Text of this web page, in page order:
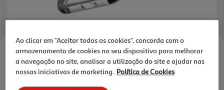
Faça a sua avaliação
8018080482465
Ao clicar em "Aceitar todos os cookies", concorda com o
armazenamento de cookies no seu dispositivo para melhorar
a navegação no site, analisar a utilização do site e ajudar nas
nossas iniciativas de marketing. Política de Cookies